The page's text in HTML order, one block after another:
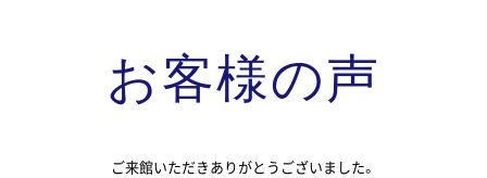
お客様の声
ご来館いただきありがとうございました。